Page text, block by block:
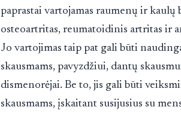
paprastai vartojamas raumenų ir
osteoartritas, reumatoidinis artritas ir
Jo vartojimas taip pat gali būti
skausmams, pavyzdžiui, dantų
dismenorėjai. Be to, jis gali būti
skausmams, įskaitant susijusius su